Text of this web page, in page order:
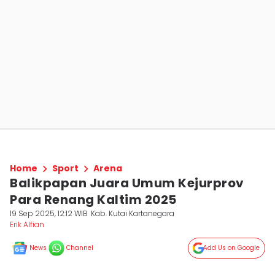
Home Sport Arena
Balikpapan Juara Umum Kejurprov
Para Renang Kaltim 2025
19 Sep 2025, 12:12 WIB Kab. Kutai Kartanegara
Erik Alfian
News Channel Add Us on Google